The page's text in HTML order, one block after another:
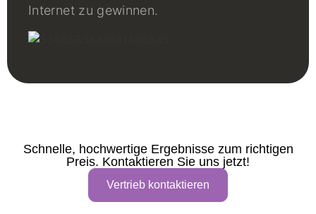
Internet zu gewinnen.
Schnelle, hochwertige Ergebnisse zum richtigen
Preis. Kontaktieren Sie uns jetzt!
Vertrieb kontaktieren